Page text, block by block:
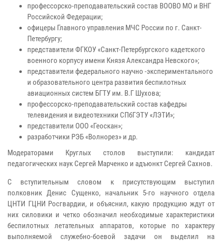
профессорско-преподавательский состав ВООВО МО и ВНГ
Российской Федерации;
офицеры Главного управления МЧС России по г. Санкт-
Петербургу;
представители ФГКОУ «Санкт-Петербургского кадетского
военного корпусу имени Князя Александра Невского»;
представители федерального научно -экспериментального
и образовательного центра развития беспилотных
авиационных систем БГТУ им. В.Г Шухова;
профессорско-преподавательский состав кафедры
телевидения и видеотехники СПбГЭТУ «ЛЭТИ»;
представители ООО «Геоскан»;
разработчики РЭБ «Волнорез» и др.
Модераторами Круглых столов выступили: кандидат
педагогических наук Сергей Марченко и адъюнкт Сергей Сахнов.
С вступительным словом к присутствующим выступил
полковник Денис Сущенко, начальник 5-го научного отдела
ЦНТИ ГЦНИ Росгвардии, и объяснил, какую продукцию ждут от
них силовики и четко обозначил необходимые характеристики
беспилотных летательных аппаратов, которые по характеру
выполняемой служебно-боевой задачи он выделил на